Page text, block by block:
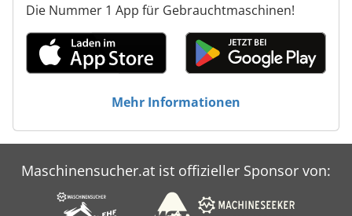
Die Nummer 1 App für Gebrauchtmaschinen!
Mehr Informationen
Maschinensucher.at ist offizieller Sponsor von: